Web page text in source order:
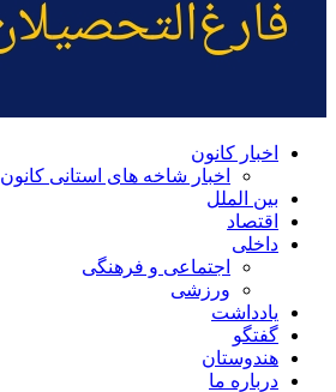
اخبار کانون
اخبار شاخه های استانی کانون
بین الملل
اقتصاد
داخلی
اجتماعی و فرهنگی
ورزشی
یادداشت
گفتگو
هندوستان
درباره ما